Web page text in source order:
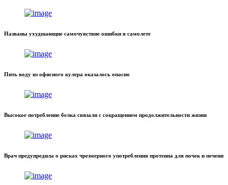
Названы ухудшающие самочувствие ошибки в самолете
Пить воду из офисного кулера оказалось опасно
Высокое потребление белка связали с сокращением продолжительности жизни
Врач предупредила о рисках чрезмерного употребления протеина для почек и печени